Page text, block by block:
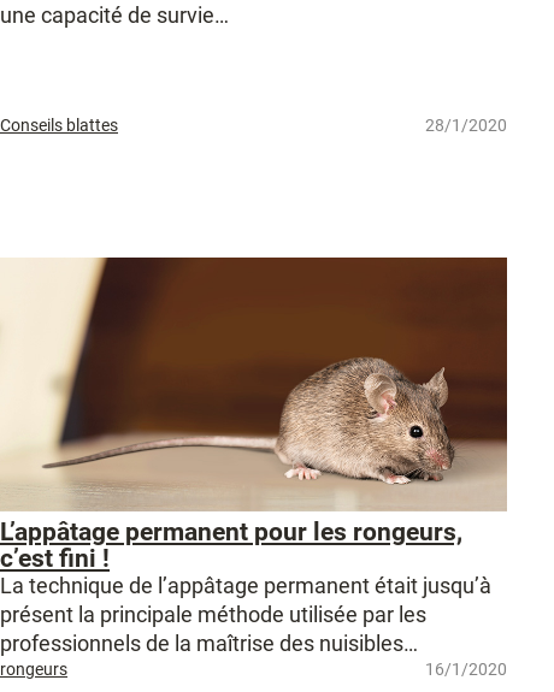
une capacité de survie…
Conseils blattes 28/1/2020
L’appâtage permanent pour les rongeurs,
c’est fini !
La technique de l’appâtage permanent était jusqu’à
présent la principale méthode utilisée par les
professionnels de la maîtrise des nuisibles…
rongeurs 16/1/2020